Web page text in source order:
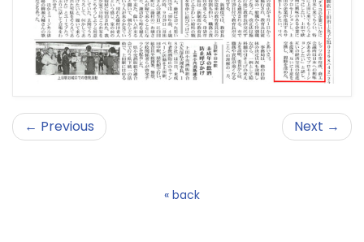
← Previous Next →
« back